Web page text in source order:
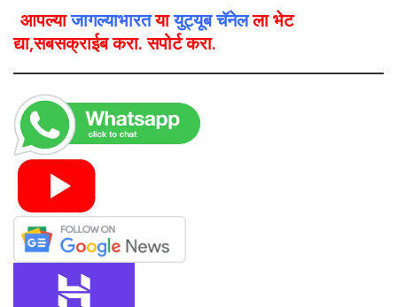
आपल्याजागल्याभारतयायुट्यूब चॅनेलला भेट
द्या,सबसक्राईब करा. सपोर्ट करा.